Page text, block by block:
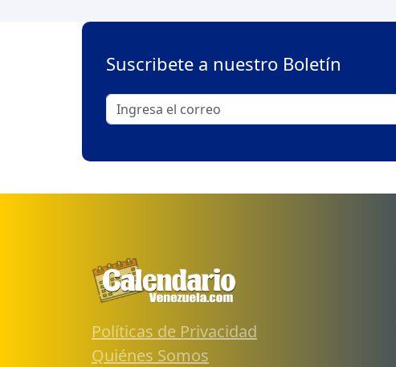
Suscribete a nuestro Boletín
Políticas de Privacidad
Quiénes Somos